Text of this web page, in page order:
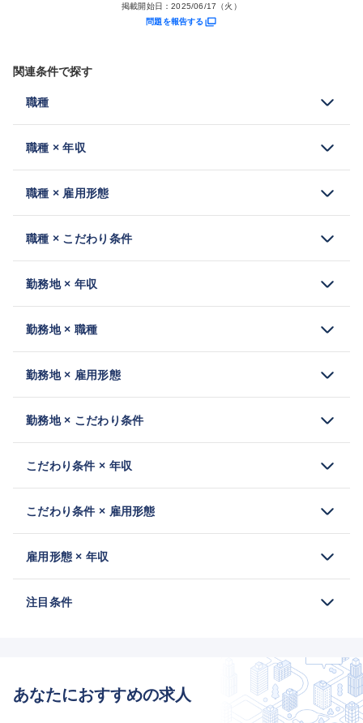
掲載開始日：2025/06/17（火）
問題を報告する
関連条件で探す
職種
職種 × 年収
職種 × 雇用形態
職種 × こだわり条件
勤務地 × 年収
勤務地 × 職種
勤務地 × 雇用形態
勤務地 × こだわり条件
こだわり条件 × 年収
こだわり条件 × 雇用形態
雇用形態 × 年収
注目条件
あなたにおすすめの求人